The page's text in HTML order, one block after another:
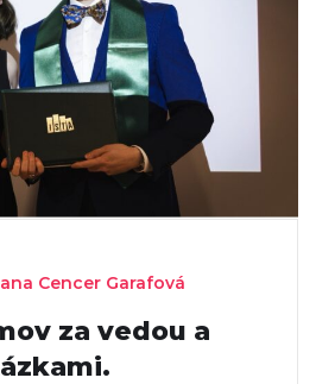
Cencer Garafová
za vedou a